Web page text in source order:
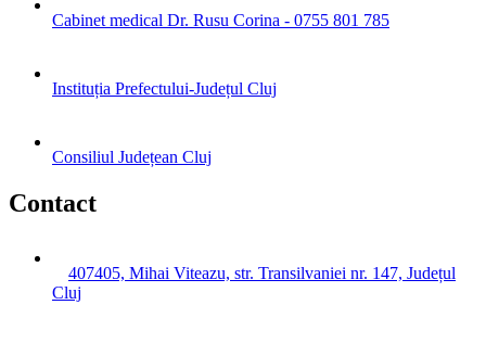
Cabinet medical Dr. Rusu Corina - 0755 801 785
Instituția Prefectului-Județul Cluj
Consiliul Județean Cluj
Contact
407405, Mihai Viteazu, str. Transilvaniei nr. 147, Județul
Cluj